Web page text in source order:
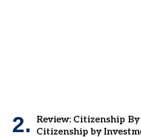
Review: Citizenship
Citizenship by